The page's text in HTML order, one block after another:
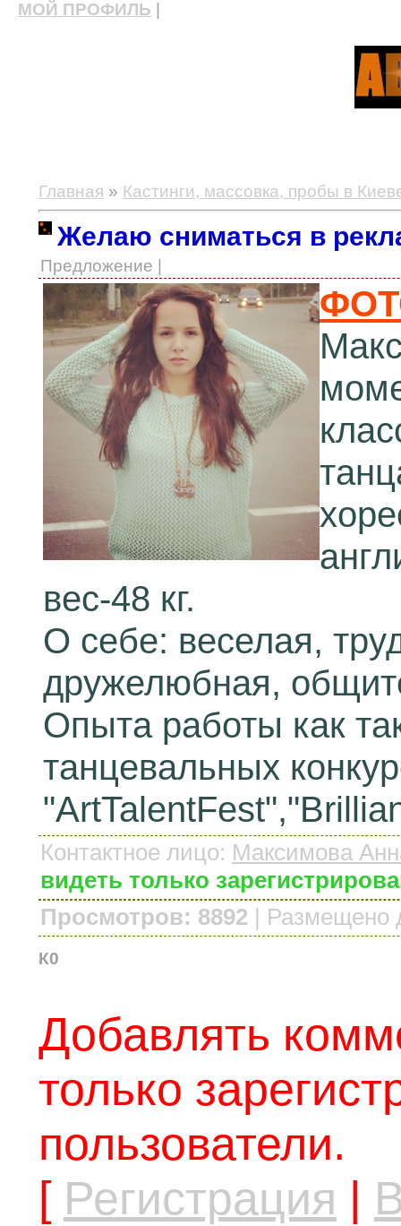
МОЙ ПРОФИЛЬ
Главная » Кастинги, массовка, пробы в
Желаю сниматься в
Предложение |
вес-48 кг.
О себе: веселая,
дружелюбная,
Опыта работы как
танцевальных
Контактное лицо: Максимова
видеть только
Просмотров: 8892 | Размещено
К0
Добавлять
только
пользователи.
[ Регистрация |